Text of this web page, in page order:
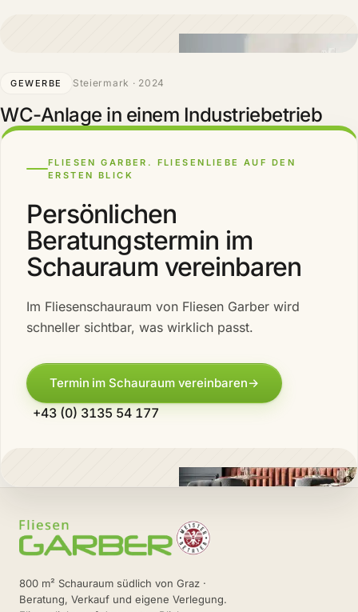
GEWERBE Steiermark · 2024
WC-Anlage in einem Industriebetrieb
FLIESEN GARBER. FLIESENLIEBE AUF DEN
ERSTEN BLICK
Persönlichen
Beratungstermin im
Schauraum vereinbaren
Im Fliesenschauraum von Fliesen Garber wird
schneller sichtbar, was wirklich passt.
Termin im Schauraum vereinbaren→
+43 (0) 3135 54 177
800 m² Schauraum südlich von Graz ·
Beratung, Verkauf und eigene Verlegung.